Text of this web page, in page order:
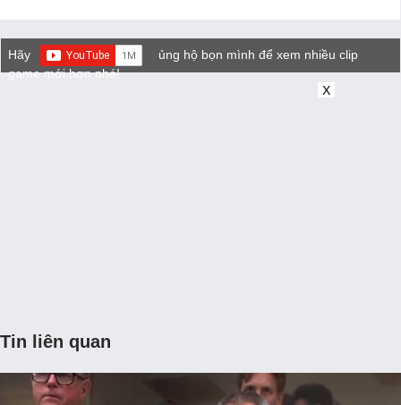
Hãy
ủng hộ bọn mình để xem nhiều clip
game mới hơn nhé!
X
Tin liên quan